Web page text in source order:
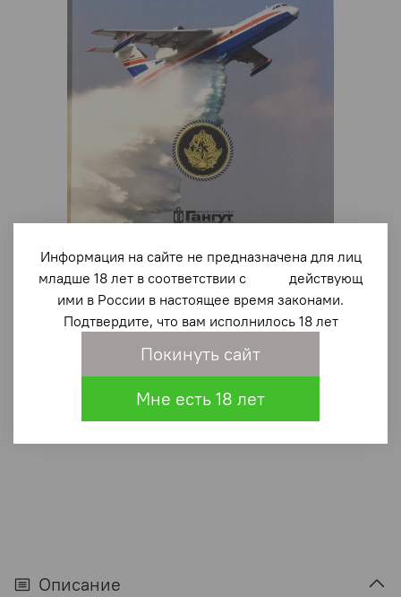
1384
Гидроавиация. 100 лет в небе России
(0) В избранное
2 670 ₽
В корзину
Описание
Информация на сайте не предназначена для лиц
младше 18 лет в соответствии с действующ
ими в России в настоящее время законами.
Подтвердите, что вам исполнилось 18 лет
Покинуть сайт
Мне есть 18 лет